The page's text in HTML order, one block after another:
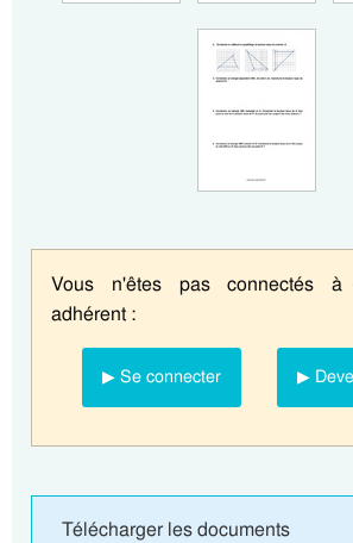
Vous n'êtes pas connectés à
adhérent :
▶ Se connecter ▶
Télécharger les documents